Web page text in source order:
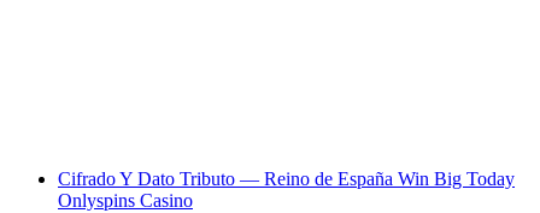
Cifrado Y Dato Tributo — Reino de España Win Big Today
Onlyspins Casino